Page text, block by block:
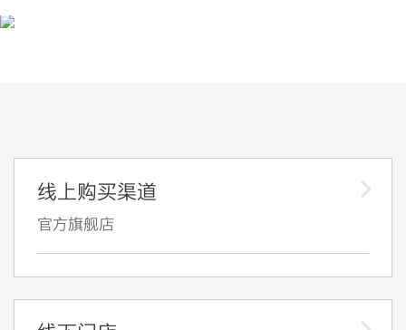
线上购买渠道
官方旗舰店